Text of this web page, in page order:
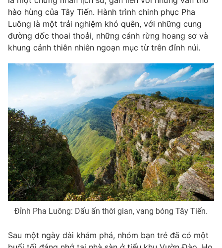
Ðiện thoại Thời báo VTV:024.66 897 897
Email:
toasoan@vtv.vn
Liên hệ quảng cáo: 024-7300.7108
® Cấm sao chép dưới mọi hình thức nếu không có sự chấp
thuận bằng văn bản. Ghi rõ nguồn VTV.vn khi phát hành lại
thông tin từ website này.
hào hùng của Tây Tiến. Hành trình chinh phục Pha
Luông là một trải nghiệm khó quên, với những cung
đường dốc thoai thoải, những cánh rừng hoang sơ và
khung cảnh thiên nhiên ngoạn mục từ trên đỉnh núi.
Đỉnh Pha Luông: Dấu ấn thời gian, vang bóng Tây Tiến.
Sau một ngày dài khám phá, nhóm bạn trẻ đã có một